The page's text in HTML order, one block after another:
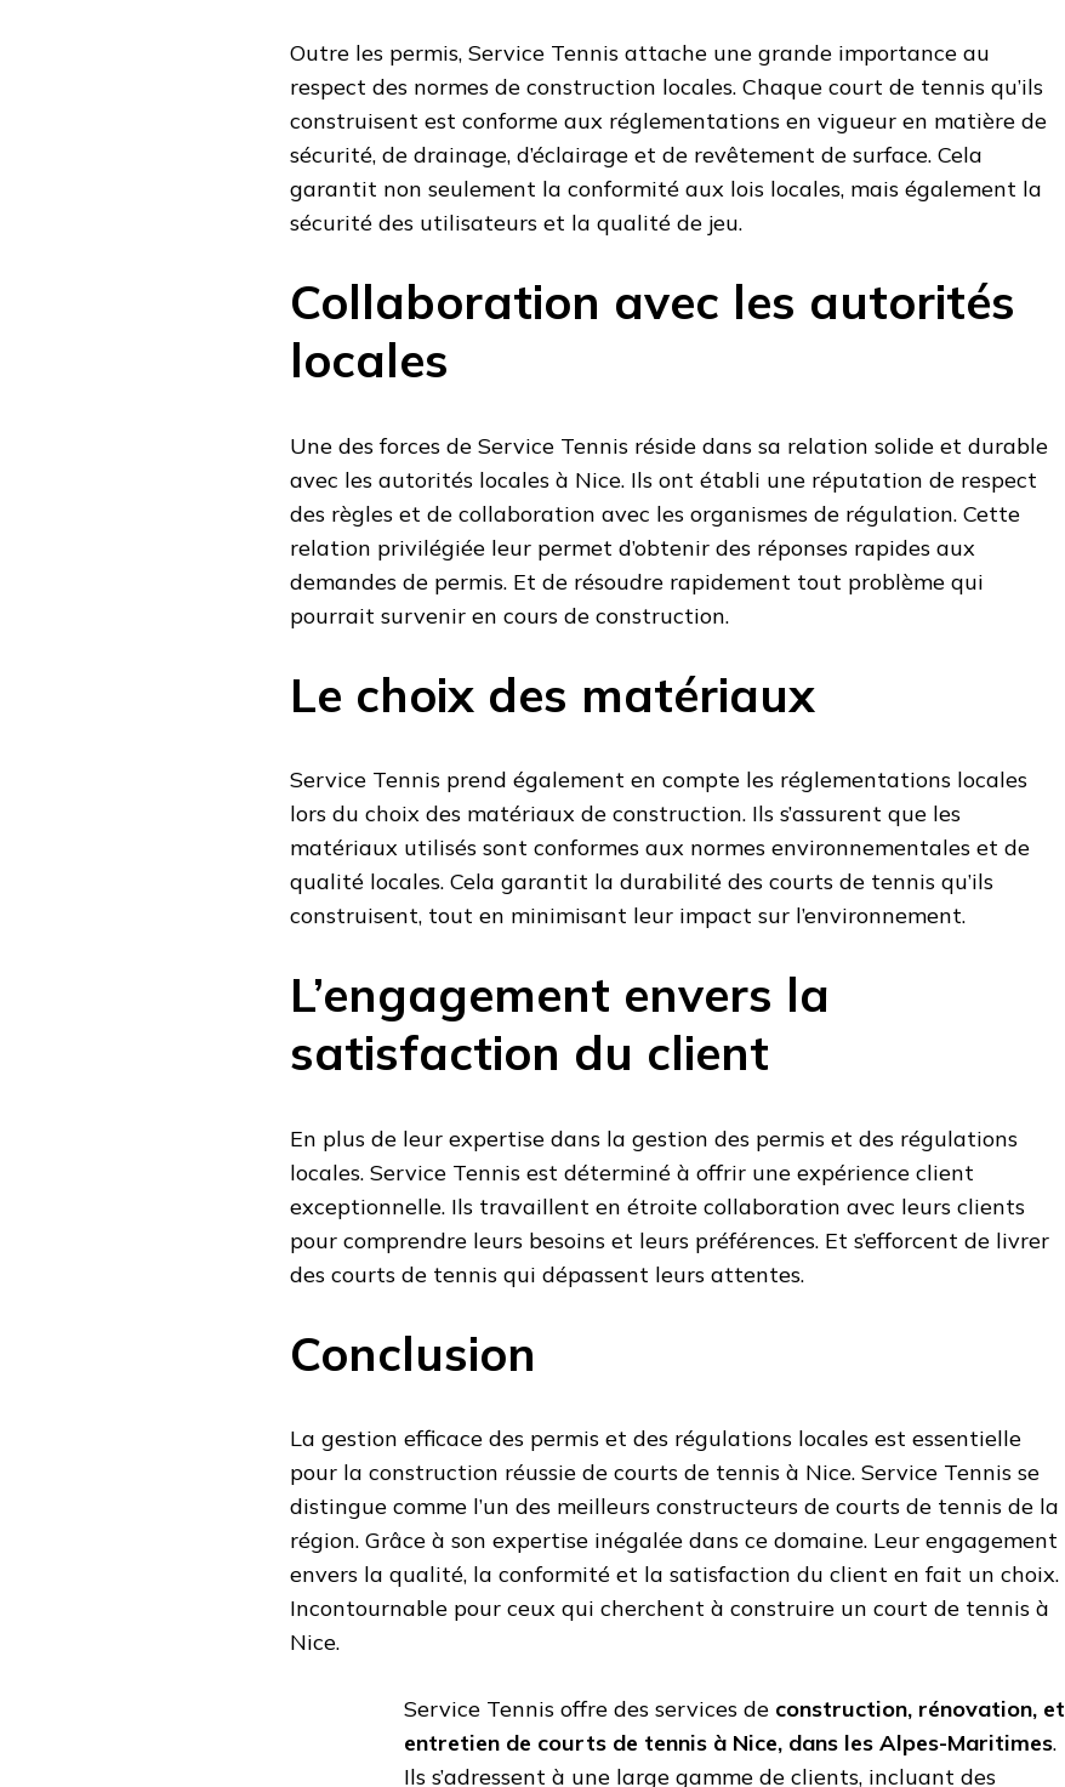
Outre les permis, Service Tennis attache une grande importance au
respect des normes de construction locales. Chaque court de tennis qu’ils
construisent est conforme aux réglementations en vigueur en matière de
sécurité, de drainage, d’éclairage et de revêtement de surface. Cela
garantit non seulement la conformité aux lois locales, mais également la
sécurité des utilisateurs et la qualité de jeu.
Collaboration avec les autorités
locales
Une des forces de Service Tennis réside dans sa relation solide et durable
avec les autorités locales à Nice. Ils ont établi une réputation de respect
des règles et de collaboration avec les organismes de régulation. Cette
relation privilégiée leur permet d’obtenir des réponses rapides aux
demandes de permis. Et de résoudre rapidement tout problème qui
pourrait survenir en cours de construction.
Le choix des matériaux
Service Tennis prend également en compte les réglementations locales
lors du choix des matériaux de construction. Ils s’assurent que les
matériaux utilisés sont conformes aux normes environnementales et de
qualité locales. Cela garantit la durabilité des courts de tennis qu’ils
construisent, tout en minimisant leur impact sur l’environnement.
L’engagement envers la
satisfaction du client
En plus de leur expertise dans la gestion des permis et des régulations
locales. Service Tennis est déterminé à offrir une expérience client
exceptionnelle. Ils travaillent en étroite collaboration avec leurs clients
pour comprendre leurs besoins et leurs préférences. Et s’efforcent de livrer
des courts de tennis qui dépassent leurs attentes.
Conclusion
La gestion efficace des permis et des régulations locales est essentielle
pour la construction réussie de courts de tennis à Nice. Service Tennis se
distingue comme l’un des meilleurs constructeurs de courts de tennis de la
région. Grâce à son expertise inégalée dans ce domaine. Leur engagement
envers la qualité, la conformité et la satisfaction du client en fait un choix.
Incontournable pour ceux qui cherchent à construire un court de tennis à
Nice.
Service Tennis offre des services de construction, rénovation, et
entretien de courts de tennis à Nice, dans les Alpes-Maritimes.
Ils s’adressent à une large gamme de clients, incluant des